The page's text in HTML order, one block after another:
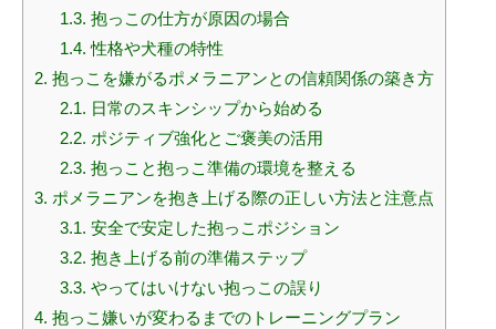
1.3. 抱っこの仕方が原因の場合
1.4. 性格や犬種の特性
2. 抱っこを嫌がるポメラニアンとの信頼関係の築き方
2.1. 日常のスキンシップから始める
2.2. ポジティブ強化とご褒美の活用
2.3. 抱っこと抱っこ準備の環境を整える
3. ポメラニアンを抱き上げる際の正しい方法と注意点
3.1. 安全で安定した抱っこポジション
3.2. 抱き上げる前の準備ステップ
3.3. やってはいけない抱っこの誤り
4. 抱っこ嫌いが変わるまでのトレーニングプラン